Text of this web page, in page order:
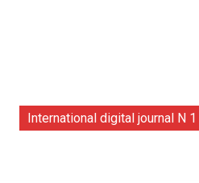
International digital journal N 1